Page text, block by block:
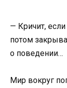
— Кричит,
потом
о поведении…
Мир вокруг